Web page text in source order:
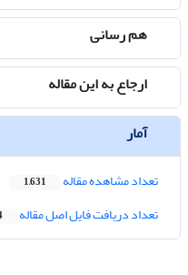
هم رسانی
ارجاع به این مقاله
آمار
تعداد مشاهده مقاله 1,631
تعداد دریافت فایل اصل مقاله